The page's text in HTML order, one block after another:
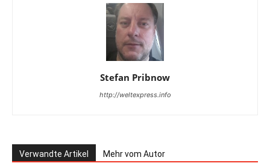
Stefan Pribnow
http://weltexpress.info
Verwandte Artikel Mehr vom Autor